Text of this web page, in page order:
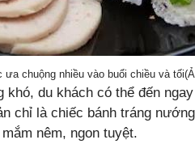
ưa chuộng nhiều vào buổi chiều và
du khách có thể đến
chỉ là chiếc bánh tráng
nêm, ngon tuyệt.